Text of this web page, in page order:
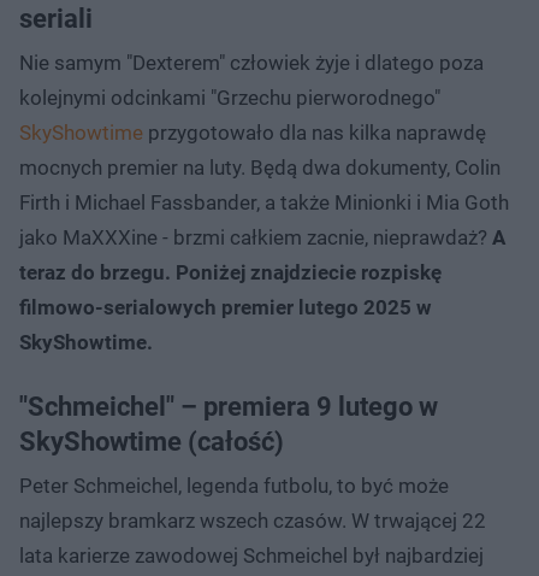
seriali
Nie samym "Dexterem" człowiek żyje i dlatego poza
kolejnymi odcinkami "Grzechu pierworodnego"
SkyShowtime przygotowało dla nas kilka naprawdę
mocnych premier na luty. Będą dwa dokumenty, Colin
Firth i Michael Fassbander, a także Minionki i Mia Goth
jako MaXXXine - brzmi całkiem zacnie, nieprawdaż? A
teraz do brzegu. Poniżej znajdziecie rozpiskę
filmowo-serialowych premier lutego 2025 w
SkyShowtime.
"Schmeichel" – premiera 9 lutego w
SkyShowtime (całość)
Peter Schmeichel, legenda futbolu, to być może
najlepszy bramkarz wszech czasów. W trwającej 22
lata karierze zawodowej Schmeichel był najbardziej